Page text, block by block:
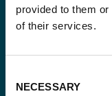
provided to them
of their services.
Selection
NECESSARY
CAPTCHA